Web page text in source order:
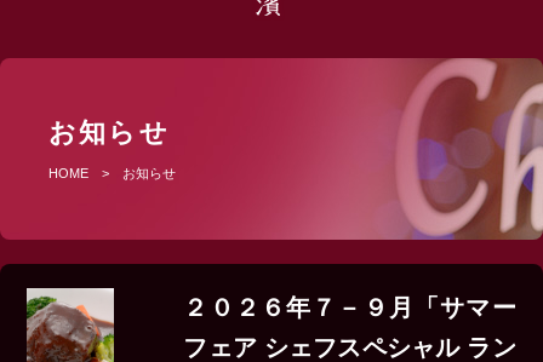
お知らせ
HOME > お知らせ
２０２６年７－９月「サマー
フェア シェフスペシャル ラン